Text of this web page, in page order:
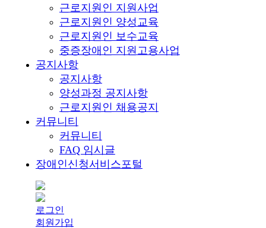
근로지원인 지원사업
근로지원인 양성교육
근로지원인 보수교육
중증장애인 지원고용사업
공지사항
공지사항
양성과정 공지사항
근로지원인 채용공지
커뮤니티
커뮤니티
FAQ 임시글
장애인신청서비스포털
로그인
회원가입